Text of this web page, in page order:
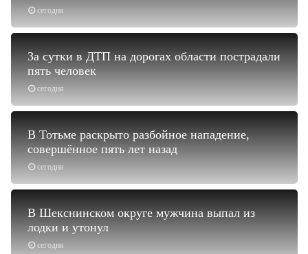
сегодня
сегодня
За сутки в ДТП на дорогах области пострадали
пять человек
сегодня
В Тотьме раскрыто разбойное нападение,
совершённое пять лет назад
сегодня
В Шекснинском округе мужчина выпал из
лодки и утонул